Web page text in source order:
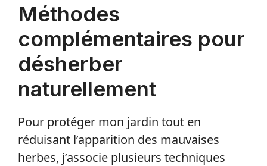
Méthodes
complémentaires pour
désherber
naturellement
Pour protéger mon jardin tout en
réduisant l’apparition des mauvaises
herbes, j’associe plusieurs techniques